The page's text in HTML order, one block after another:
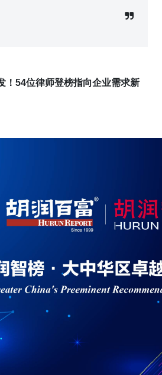
！54位律师登榜指向企业需求新